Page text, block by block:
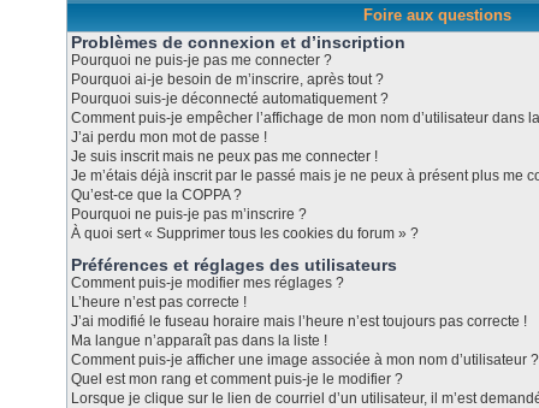
Foire aux questions
Problèmes de connexion et d’inscription
Pourquoi ne puis-je pas me connecter ?
Pourquoi ai-je besoin de m’inscrire, après tout ?
Pourquoi suis-je déconnecté automatiquement ?
Comment puis-je empêcher l’affichage de mon nom d’utilisateur dans
J’ai perdu mon mot de passe !
Je suis inscrit mais ne peux pas me connecter !
Je m’étais déjà inscrit par le passé mais je ne peux à présent plus me
Qu’est-ce que la COPPA ?
Pourquoi ne puis-je pas m’inscrire ?
À quoi sert « Supprimer tous les cookies du forum » ?
Préférences et réglages des utilisateurs
Comment puis-je modifier mes réglages ?
L’heure n’est pas correcte !
J’ai modifié le fuseau horaire mais l’heure n’est toujours pas correcte !
Ma langue n’apparaît pas dans la liste !
Comment puis-je afficher une image associée à mon nom d’utilisateur ?
Quel est mon rang et comment puis-je le modifier ?
Lorsque je clique sur le lien de courriel d’un utilisateur, il m’est